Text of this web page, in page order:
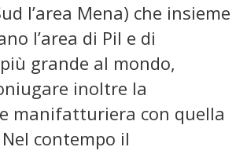
l’area Mena) che insieme
l’area di Pil e di
grande al mondo,
inoltre la
manifatturiera con quella
contempo il